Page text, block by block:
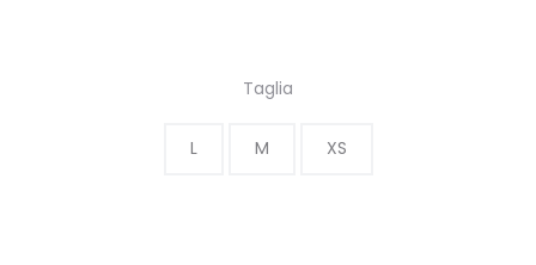
originale
era:
Taglia
L M XS